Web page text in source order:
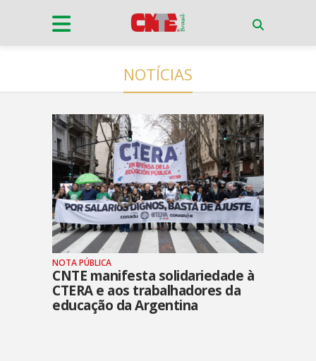
NOTÍCIAS
NOTA PÚBLICA
CNTE manifesta solidariedade à
CTERA e aos trabalhadores da
educação da Argentina